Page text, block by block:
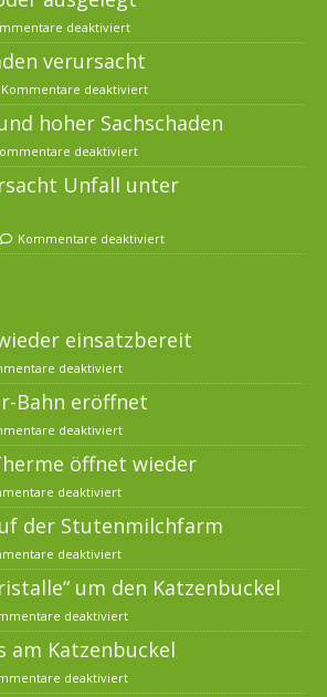
deaktiviert
verursacht
Kommentare deaktiviert
hoher Sachschaden
deaktiviert
Unfall unter
Kommentare deaktiviert
einsatzbereit
deaktiviert
Bahn eröffnet
deaktiviert
öffnet wieder
deaktiviert
der Stutenmilchfarm
deaktiviert
um den Katzenbuckel
deaktiviert
am Katzenbuckel
deaktiviert